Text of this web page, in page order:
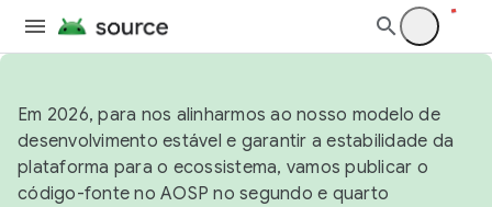
Em 2026, para nos alinharmos ao nosso modelo de
desenvolvimento estável e garantir a estabilidade da
plataforma para o ecossistema, vamos publicar o
código-fonte no AOSP no segundo e quarto